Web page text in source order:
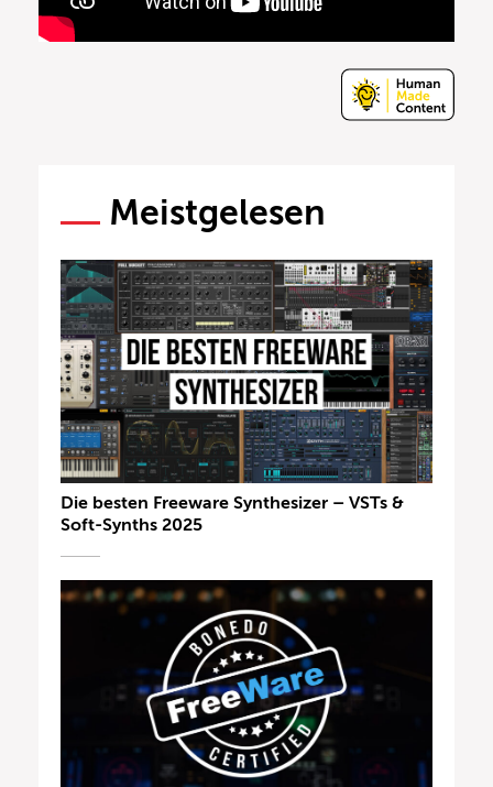
Meistgelesen
Die besten Freeware Synthesizer – VSTs &
Soft-Synths 2025